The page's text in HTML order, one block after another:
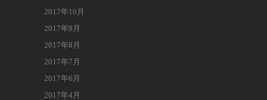
2017年10月
2017年9月
2017年8月
2017年7月
2017年6月
2017年4月